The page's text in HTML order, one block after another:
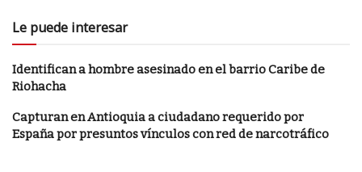
Le puede interesar
Identifican a hombre asesinado en el barrio Caribe de
Riohacha
Capturan en Antioquia a ciudadano requerido por
España por presuntos vínculos con red de narcotráfico